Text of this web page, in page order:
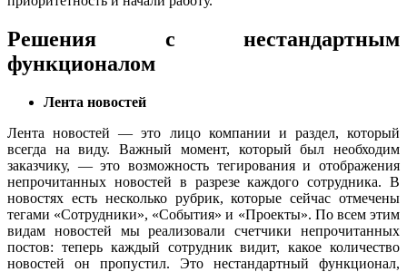
Решения с нестандартным
функционалом
Лента новостей
Лента новостей — это лицо компании и раздел, который
всегда на виду. Важный момент, который был необходим
заказчику, — это возможность тегирования и отображения
непрочитанных новостей в разрезе каждого сотрудника. В
новостях есть несколько рубрик, которые сейчас отмечены
тегами «Сотрудники», «События» и «Проекты». По всем этим
видам новостей мы реализовали счетчики непрочитанных
постов: теперь каждый сотрудник видит, какое количество
новостей он пропустил. Это нестандартный функционал,